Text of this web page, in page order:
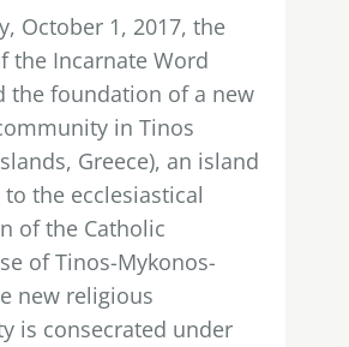
October 1, 2017, the
the Incarnate Word
the foundation of a new
in Tinos
Greece), an island
the ecclesiastical
of the Catholic
of Tinos-Mykonos-
new religious
is consecrated under